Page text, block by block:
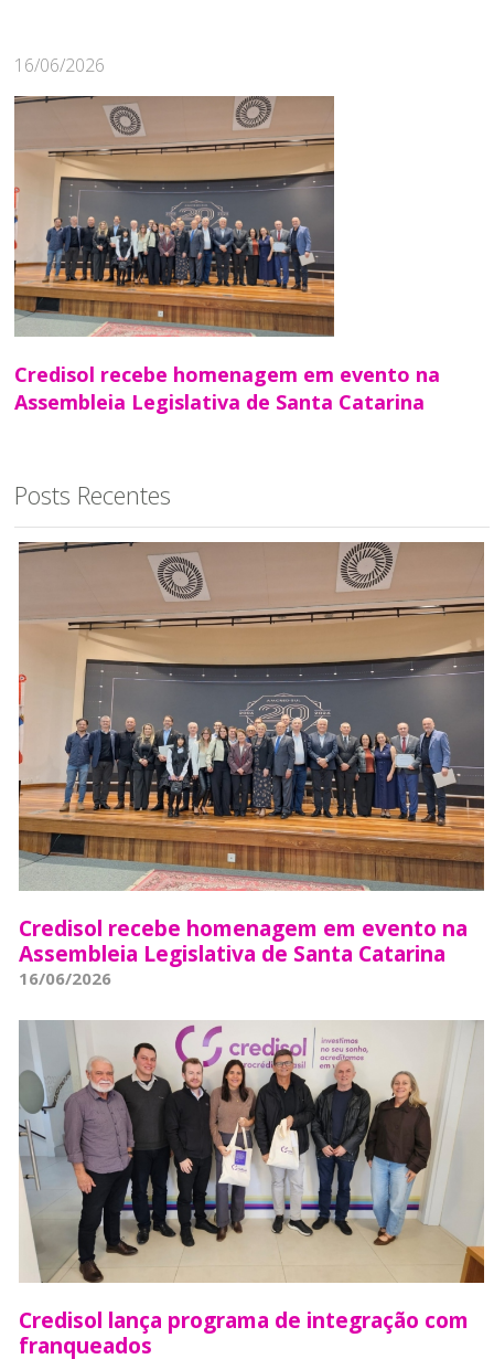
16/06/2026
Credisol recebe homenagem em evento na
Assembleia Legislativa de Santa Catarina
Posts Recentes
Credisol recebe homenagem em evento na
Assembleia Legislativa de Santa Catarina
16/06/2026
Credisol lança programa de integração com
franqueados